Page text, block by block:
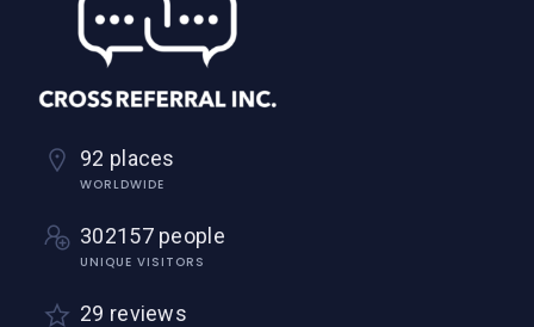
92 places
WORLDWIDE
302157 people
UNIQUE VISITORS
29 reviews